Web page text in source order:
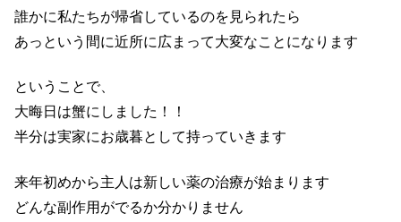
誰かに私たちが帰省しているのを見られたら
あっという間に近所に広まって大変なことになります
ということで、
大晦日は蟹にしました！！
半分は実家にお歳暮として持っていきます
来年初めから主人は新しい薬の治療が始まります
どんな副作用がでるか分かりません